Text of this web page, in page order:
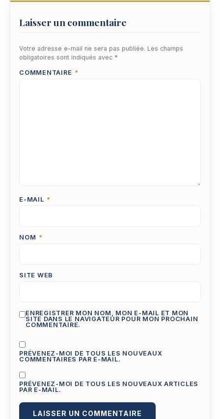
Laisser un commentaire
Votre adresse e-mail ne sera pas publiée. Les champs
obligatoires sont indiqués avec *
COMMENTAIRE *
E-MAIL *
NOM *
SITE WEB
ENREGISTRER MON NOM, MON E-MAIL ET MON
SITE DANS LE NAVIGATEUR POUR MON PROCHAIN
COMMENTAIRE.
PRÉVENEZ-MOI DE TOUS LES NOUVEAUX
COMMENTAIRES PAR E-MAIL.
PRÉVENEZ-MOI DE TOUS LES NOUVEAUX ARTICLES
PAR E-MAIL.